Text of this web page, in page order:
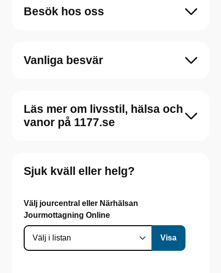
Besök hos oss
Vanliga besvär
Läs mer om livsstil, hälsa och
vanor på 1177.se
Sjuk kväll eller helg?
Välj jourcentral eller Närhälsan
Jourmottagning Online